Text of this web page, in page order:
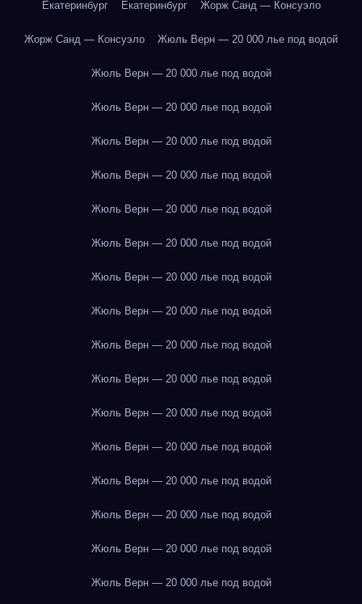
Екатеринбург Екатеринбург Жорж Санд — Консуэло
Жорж Санд — Консуэло Жюль Верн — 20 000 лье под водой
Жюль Верн — 20 000 лье под водой
Жюль Верн — 20 000 лье под водой
Жюль Верн — 20 000 лье под водой
Жюль Верн — 20 000 лье под водой
Жюль Верн — 20 000 лье под водой
Жюль Верн — 20 000 лье под водой
Жюль Верн — 20 000 лье под водой
Жюль Верн — 20 000 лье под водой
Жюль Верн — 20 000 лье под водой
Жюль Верн — 20 000 лье под водой
Жюль Верн — 20 000 лье под водой
Жюль Верн — 20 000 лье под водой
Жюль Верн — 20 000 лье под водой
Жюль Верн — 20 000 лье под водой
Жюль Верн — 20 000 лье под водой
Жюль Верн — 20 000 лье под водой